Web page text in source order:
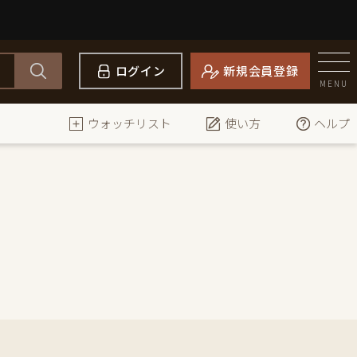
ログイン 新規会員登録
MENU
ウォッチリスト 使い方 ヘルプ